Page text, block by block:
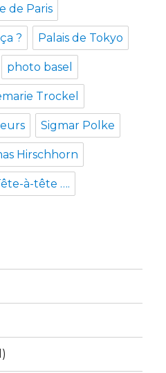
de Paris
? Palais de Tokyo
photo basel
Trockel
Sigmar Polke
Hirschhorn
à-tête ….